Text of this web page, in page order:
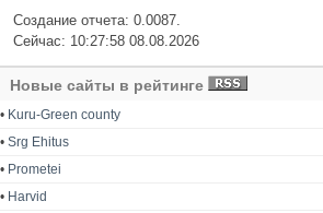
Создание отчета: 0.0087.
Сейчас: 10:27:58 08.08.2026
Новые сайты в рейтинге
• Kuru-Green county
• Srg Ehitus
• Prometei
• Harvid